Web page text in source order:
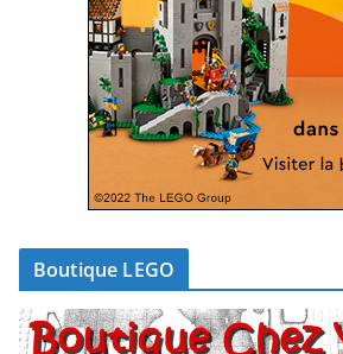
Boutique LEGO